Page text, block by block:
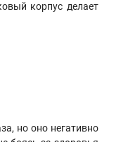
корпус делает
но оно негативно